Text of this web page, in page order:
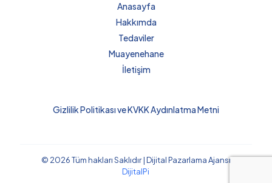
Anasayfa
Hakkımda
Tedaviler
Muayenehane
İletişim
Gizlilik Politikası ve KVKK Aydınlatma Metni
© 2026 Tüm hakları Saklıdır | Dijital Pazarlama Ajansı
DijitalPi